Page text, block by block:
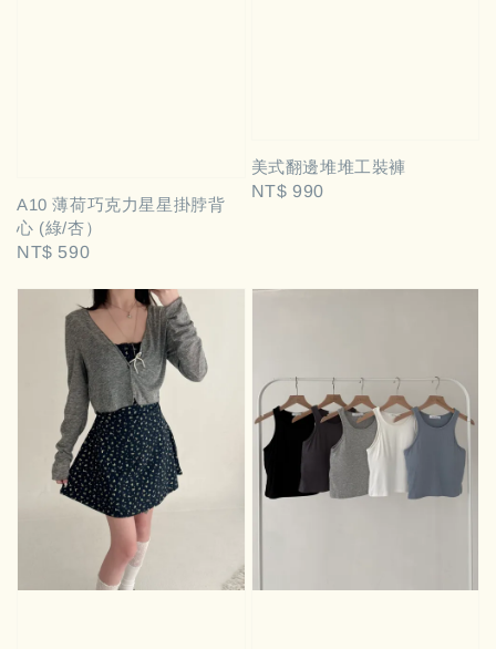
A10 薄荷巧克力星星掛脖背
心 (綠/杏）
Regular
NT$ 590
美式翻邊堆堆工裝褲
Regular
NT$ 990